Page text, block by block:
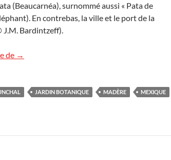
(Beaucarnéa), surnommé aussi « Pata de
En contrebas, la ville et le port de la
J.M. Bardintzeff).
de Le jardin botanique de Funchal à Madère
→
JARDIN BOTANIQUE MADÈRE
MEXIQUE